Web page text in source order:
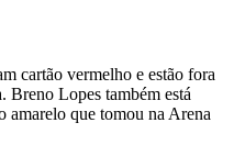
cartão vermelho e estão fora
Lopes também está
amarelo que tomou na Arena